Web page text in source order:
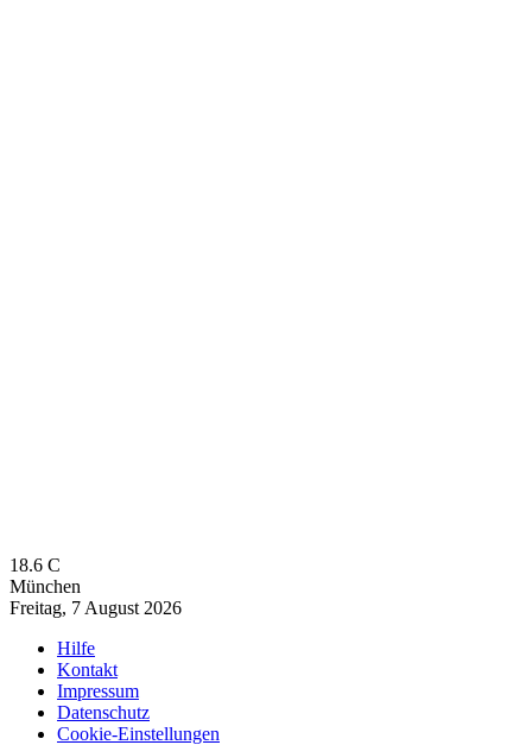
18.6 C
München
Freitag, 7 August 2026
Hilfe
Kontakt
Impressum
Datenschutz
Cookie-Einstellungen